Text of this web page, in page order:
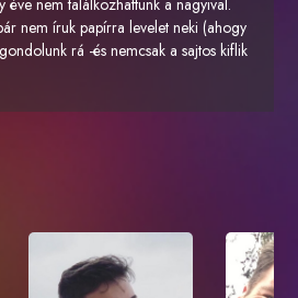
éve nem találkozhattunk a nagyival.
nem íruk papírra levelet neki (ahogy
rá -és nemcsak a sajtos kiflik